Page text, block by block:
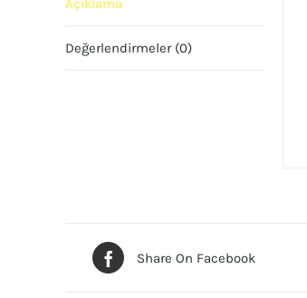
Açıklama
Değerlendirmeler (0)
Share On Facebook